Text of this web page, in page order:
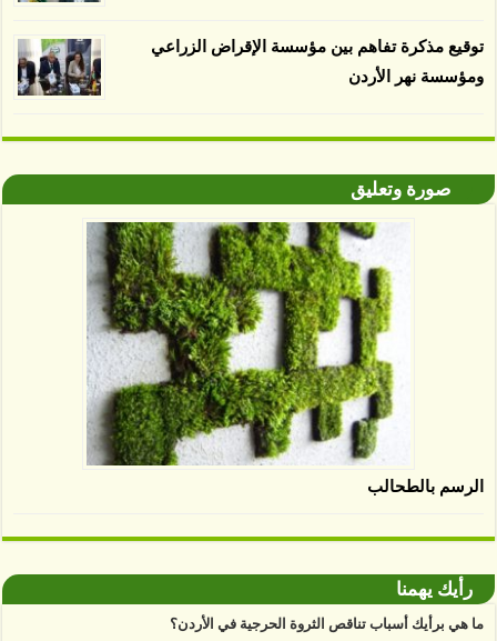
توقيع مذكرة تفاهم بين مؤسسة الإقراض الزراعي
ومؤسسة نهر الأردن
صورة وتعليق
الرسم بالطحالب
رأيك يهمنا
ما هي برأيك أسباب تناقص الثروة الحرجية في الأردن؟